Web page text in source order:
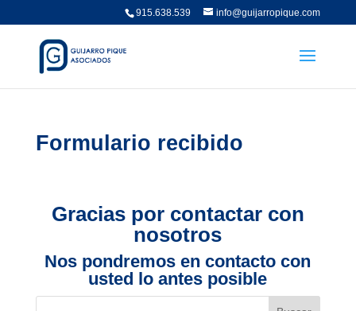
915.638.539 info@guijarropique.com
Formulario recibido
Gracias por contactar con
nosotros
Nos pondremos en contacto con
usted lo antes posible